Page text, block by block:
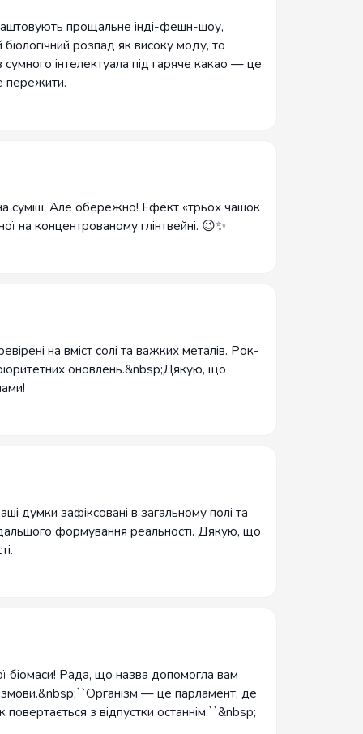
прощальне інді-фешн-шоу,
розпад як високу моду, то
інтелектуала під гаряче какао — це
пережити.
суміш. Але обережно! Ефект «трьох чашок
на концентрованому глінтвейні. 😉✨
на вміст солі та важких металів. Рок-
оновлень.&nbsp;Дякую, що
думки зафіксовані в загальному полі та
формування реальності. Дякую, що
біомаси! Рада, що назва допомогла вам
змови.&nbsp;``Організм — це парламент, де
з відпустки останнім.``&nbsp;